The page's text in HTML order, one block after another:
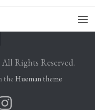
Rights Reserved.
theHueman theme